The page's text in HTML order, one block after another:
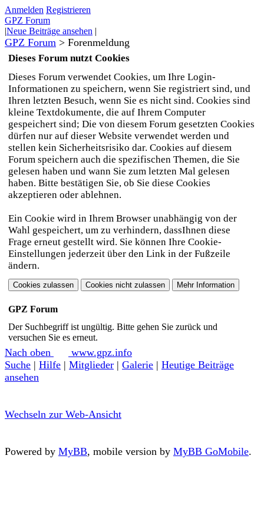
Anmelden Registrieren
GPZ Forum
|Neue Beiträge ansehen |
GPZ Forum > Forenmeldung
Dieses Forum nutzt Cookies
Dieses Forum verwendet Cookies, um Ihre Login-
Informationen zu speichern, wenn Sie registriert sind, und
Ihren letzten Besuch, wenn Sie es nicht sind. Cookies sind
kleine Textdokumente, die auf Ihrem Computer
gespeichert sind; Die von diesem Forum gesetzten Cookies
dürfen nur auf dieser Website verwendet werden und
stellen kein Sicherheitsrisiko dar. Cookies auf diesem
Forum speichern auch die spezifischen Themen, die Sie
gelesen haben und wann Sie zum letzten Mal gelesen
haben. Bitte bestätigen Sie, ob Sie diese Cookies
akzeptieren oder ablehnen.
Ein Cookie wird in Ihrem Browser unabhängig von der
Wahl gespeichert, um zu verhindern, dassIhnen diese
Frage erneut gestellt wird. Sie können Ihre Cookie-
Einstellungen jederzeit über den Link in der Fußzeile
ändern.
GPZ Forum
Der Suchbegriff ist ungültig. Bitte gehen Sie zurück und
versuchen Sie es erneut.
Nach oben
www.gpz.info
Suche | Hilfe | Mitglieder | Galerie | Heutige Beiträge
ansehen
Wechseln zur Web-Ansicht
Powered by MyBB, mobile version by MyBB GoMobile.